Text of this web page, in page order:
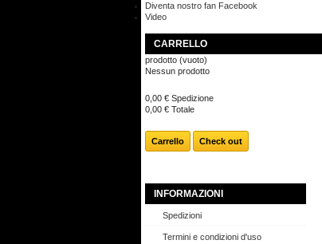
Diventa nostro fan Facebook
Video
CARRELLO
prodotto (vuoto)
Nessun prodotto
0,00 € Spedizione
0,00 € Totale
Carrello Check out
INFORMAZIONI
Spedizioni
Termini e condizioni d'uso